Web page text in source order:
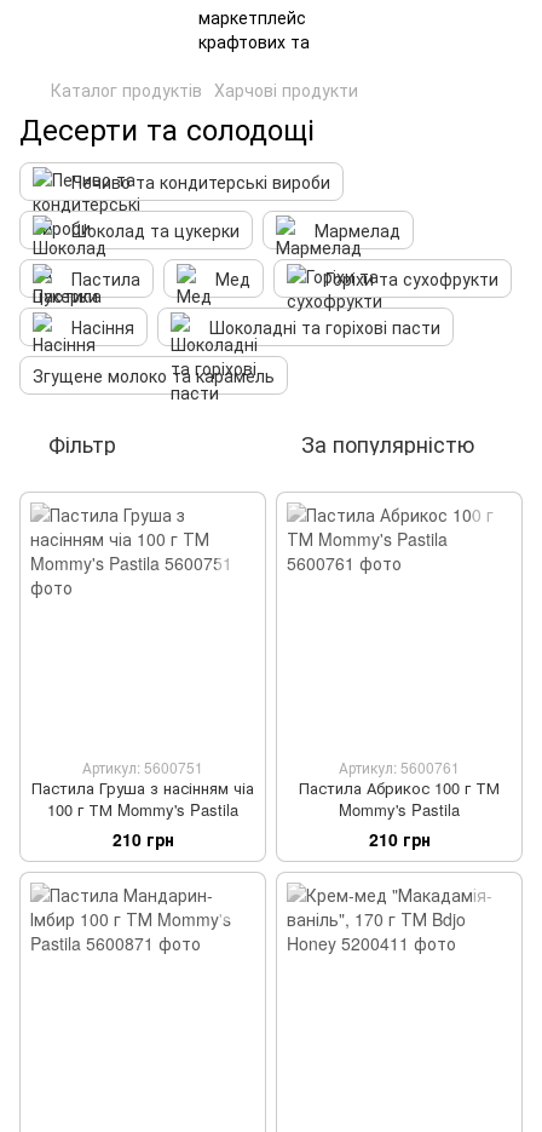
Каталог продуктів Харчові продукти
Десерти та солодощі
Печиво та кондитерські вироби
Шоколад та цукерки
Мармелад
Пастила
Мед
Горіхи та сухофрукти
Насіння
Шоколадні та горіхові пасти
Згущене молоко та карамель
Фільтр За популярністю
Артикул: 5600751
Пастила Груша з насінням чіа
100 г ТМ Mommy's Pastila
210 грн
Артикул: 5600761
Пастила Абрикос 100 г ТМ
Mommy's Pastila
210 грн